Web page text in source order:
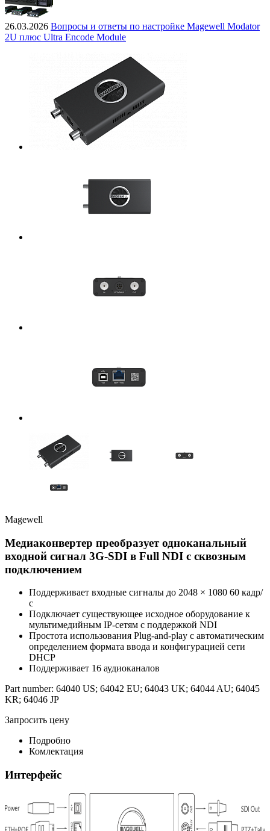
26.03.2026 Вопросы и ответы по настройке Magewell Modator
2U плюс Ultra Encode Module
Magewell
Медиаконвертер преобразует одноканальный
входной сигнал 3G-SDI в Full NDI с сквозным
подключением
Поддерживает входные сигналы до 2048 × 1080 60 кадр/
с
Подключает существующее исходное оборудование к
мультимедийным IP-сетям с поддержкой NDI
Простота использования Plug-and-play с автоматическим
определением формата ввода и конфигурацией сети
DHCP
Поддерживает 16 аудиоканалов
Part number: 64040 US; 64042 EU; 64043 UK; 64044 AU; 64045
KR; 64046 JP
Запросить цену
Подробно
Комлектация
Интерфейс